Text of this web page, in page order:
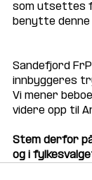
som utsettes
benytte denne
Sandefjord
innbyggeres
Vi mener
videre opp til
Stem derfor
og i